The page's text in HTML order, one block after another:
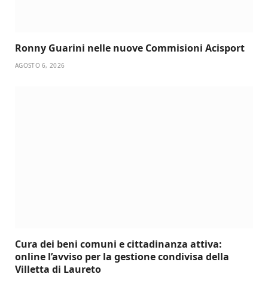
Ronny Guarini nelle nuove Commisioni Acisport
AGOSTO 6, 2026
Cura dei beni comuni e cittadinanza attiva:
online l’avviso per la gestione condivisa della
Villetta di Laureto